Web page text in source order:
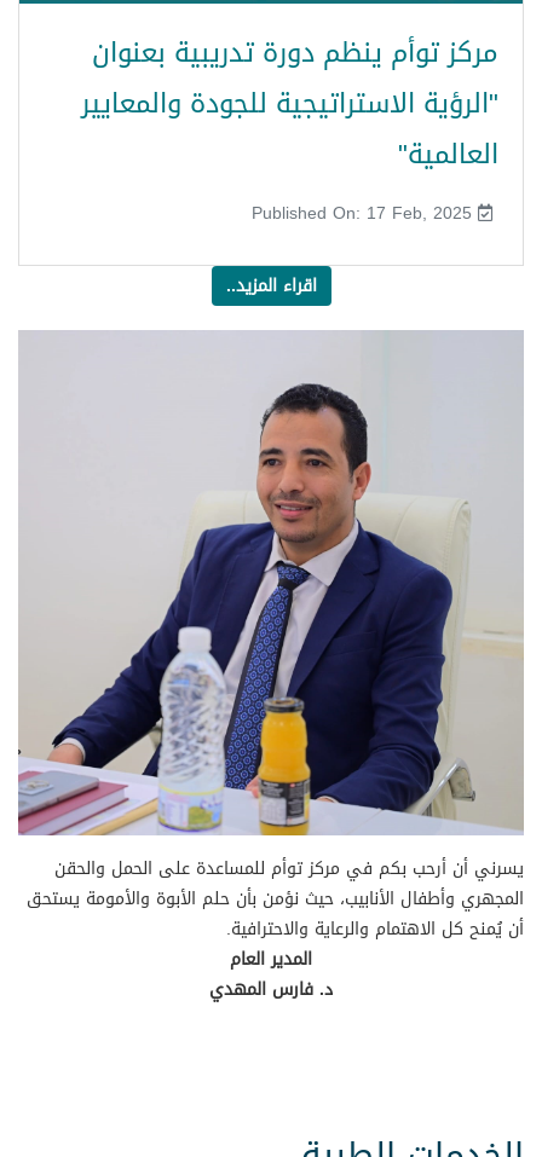
مركز توأم ينظم دورة تدريبية بعنوان
"الرؤية الاستراتيجية للجودة والمعايير
العالمية"
اقراء المزيد..
يسرني أن أرحب بكم في مركز توأم للمساعدة على الحمل والحقن
المجهري وأطفال الأنابيب، حيث نؤمن بأن حلم الأبوة والأمومة يستحق
أن يُمنح كل الاهتمام والرعاية والاحترافية.
المدير العام
د. فارس المهدي